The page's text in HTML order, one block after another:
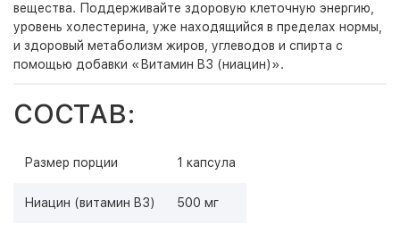
вещества. Поддерживайте здоровую клеточную энергию,
уровень холестерина, уже находящийся в пределах нормы,
и здоровый метаболизм жиров, углеводов и спирта с
помощью добавки «Витамин B3 (ниацин)».
СОСТАВ:
Размер порции 1 капсула
Ниацин (витамин B3) 500 мг